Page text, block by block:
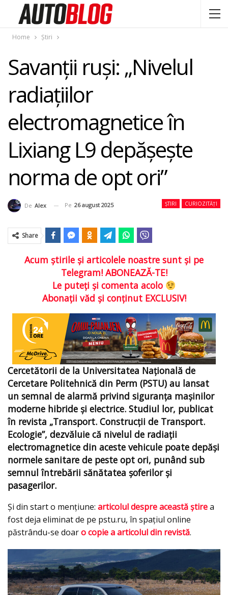
Home Știri
Savanții ruși: „Nivelul
radiațiilor
electromagnetice în
Lixiang L9 depășește
norma de opt ori”
ȘTIRI CURIOZITĂȚI
De Alex Pe 26 august 2025
Share
Acum ştirile şi articolele noastre sunt şi pe
Telegram! ABONEAZĂ-TE!
Le puteţi şi comenta acolo
Abonaţii văd şi conţinut EXCLUSIV!
Cercetătorii de la Universitatea Națională de
Cercetare Politehnică din Perm (PSTU) au lansat
un semnal de alarmă privind siguranța mașinilor
moderne hibride și electrice. Studiul lor, publicat
în revista „Transport. Construcții de Transport.
Ecologie”, dezvăluie că nivelul de radiații
electromagnetice din aceste vehicule poate depăși
normele sanitare de peste opt ori, punând sub
semnul întrebării sănătatea șoferilor și
pasagerilor.
Și din start o mențiune: articolul despre această știrea
fost deja eliminat de pe pstu.ru, în spațiul online
păstrându-se doaro copie a articolul din revistă.